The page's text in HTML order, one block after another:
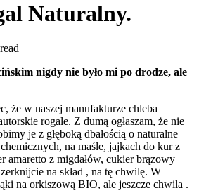
Naturalny.
nigdy nie było mi po drodze, ale
że w naszej manufakturze chleba
rogale. Z dumą ogłaszam, że nie
je z głęboką dbałością o naturalne
na maśle, jajkach do kur z
amaretto z migdałów, cukier brązowy
na skład , na tę chwilę. W
na orkiszową BIO, ale jeszcze chwila .